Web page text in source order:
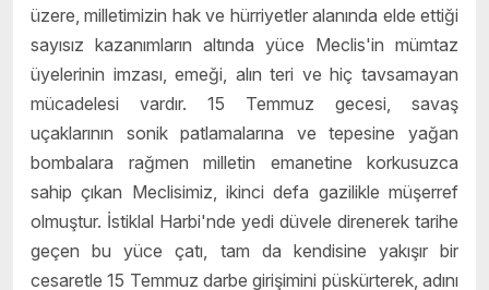
üzere, milletimizin hak ve hürriyetler alanında elde ettiği
sayısız kazanımların altında yüce Meclis'in mümtaz
üyelerinin imzası, emeği, alın teri ve hiç tavsamayan
mücadelesi vardır. 15 Temmuz gecesi, savaş
uçaklarının sonik patlamalarına ve tepesine yağan
bombalara rağmen milletin emanetine korkusuzca
sahip çıkan Meclisimiz, ikinci defa gazilikle müşerref
olmuştur. İstiklal Harbi'nde yedi düvele direnerek tarihe
geçen bu yüce çatı, tam da kendisine yakışır bir
cesaretle 15 Temmuz darbe girişimini püskürterek, adını